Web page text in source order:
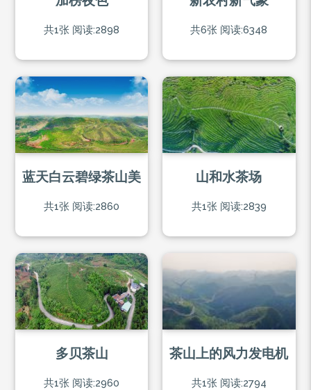
共1张 阅读:2898 共6张 阅读:6348
蓝天白云碧绿茶山美
共1张 阅读:2860
山和水茶场
共1张 阅读:2839
多贝茶山
共1张 阅读:2960
茶山上的风力发电机
共1张 阅读:2794